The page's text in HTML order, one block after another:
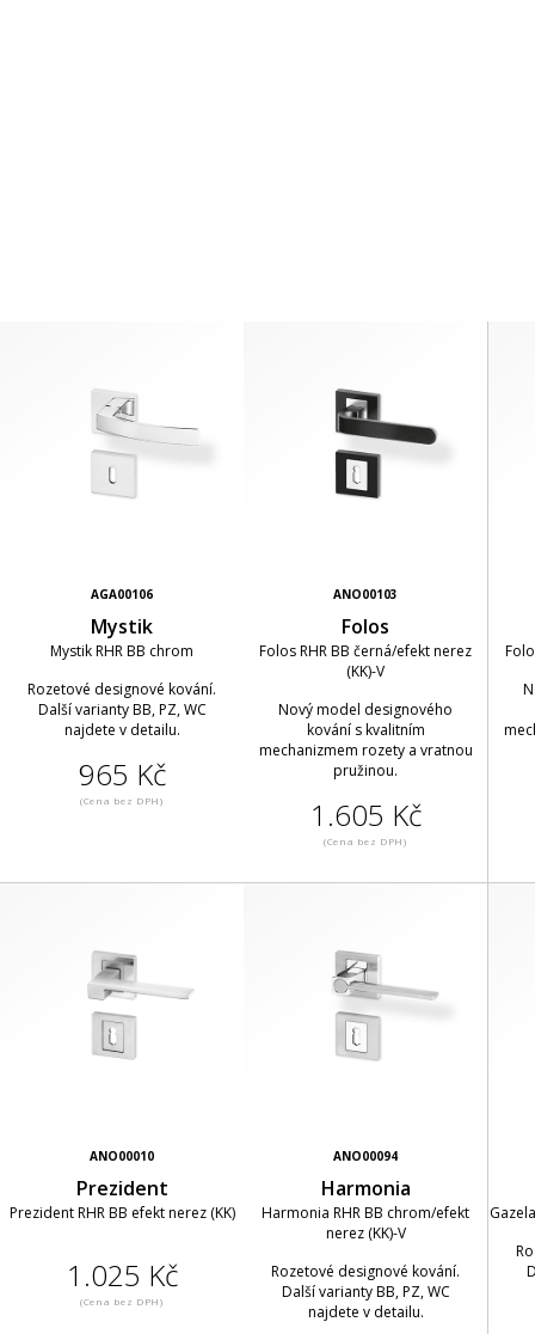
AGA00106
Mystik
Mystik RHR BB chrom
Rozetové designové kování.
Další varianty BB, PZ, WC
najdete v detailu.
965 Kč
(Cena bez DPH)
ANO00103
Folos
Folos RHR BB černá/efekt nerez
(KK)-V
Nový model designového
kování s kvalitním
mechanizmem rozety a vratnou
pružinou.
1.605 Kč
(Cena bez DPH)
ANO00010
Prezident
Prezident RHR BB efekt nerez (KK)
1.025 Kč
(Cena bez DPH)
ANO00094
Harmonia
Harmonia RHR BB chrom/efekt
nerez (KK)-V
Rozetové designové kování.
Další varianty BB, PZ, WC
najdete v detailu.